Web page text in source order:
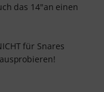
das 14"an einen
für Snares